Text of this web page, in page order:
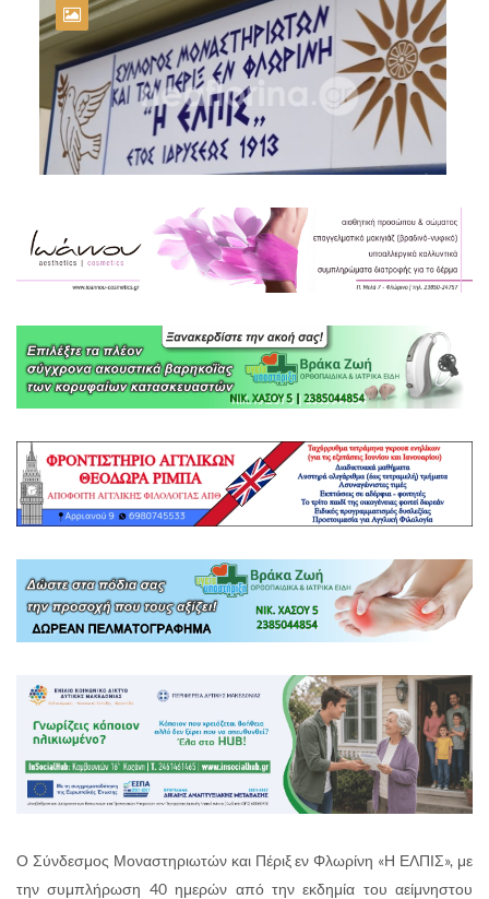
Ο Σύνδεσμος Μοναστηριωτών και Πέριξ εν Φλωρίνη «Η ΕΛΠΙΣ», με
την συμπλήρωση 40 ημερών από την εκδημία του αείμνηστου